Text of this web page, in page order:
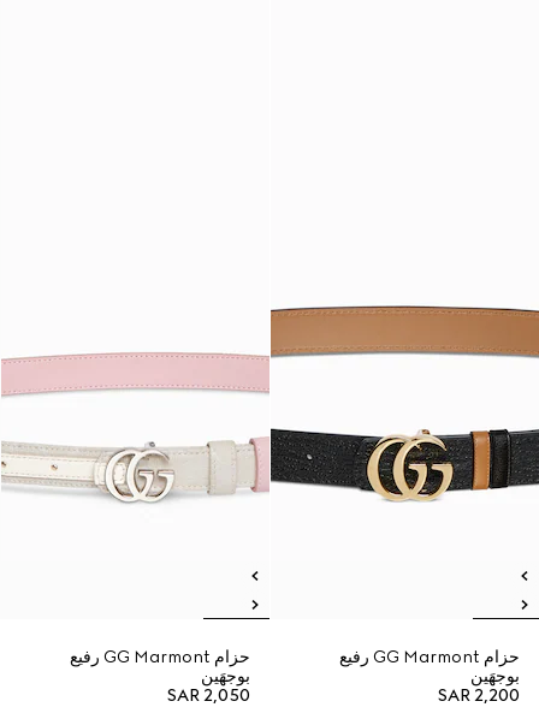
حزام GG Marmont رفيع
بوجهَين
SAR 2,200
حزام GG Marmont رفيع
بوجهَين
SAR 2,050